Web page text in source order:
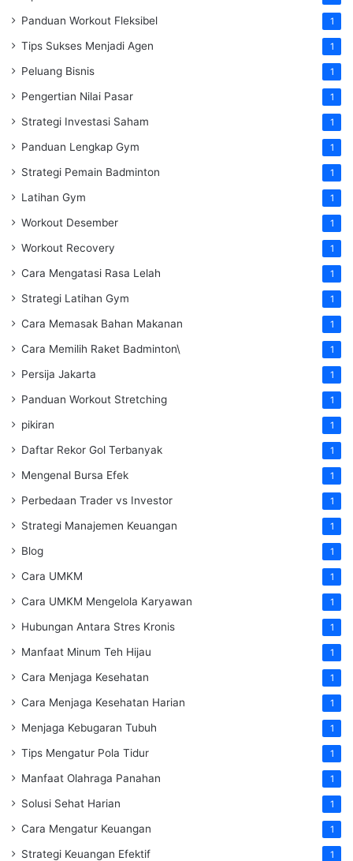
Panduan Workout Fleksibel 1
Tips Sukses Menjadi Agen 1
Peluang Bisnis 1
Pengertian Nilai Pasar 1
Strategi Investasi Saham 1
Panduan Lengkap Gym 1
Strategi Pemain Badminton 1
Latihan Gym 1
Workout Desember 1
Workout Recovery 1
Cara Mengatasi Rasa Lelah 1
Strategi Latihan Gym 1
Cara Memasak Bahan Makanan 1
Cara Memilih Raket Badminton\ 1
Persija Jakarta 1
Panduan Workout Stretching 1
pikiran 1
Daftar Rekor Gol Terbanyak 1
Mengenal Bursa Efek 1
Perbedaan Trader vs Investor 1
Strategi Manajemen Keuangan 1
Blog 1
Cara UMKM 1
Cara UMKM Mengelola Karyawan 1
Hubungan Antara Stres Kronis 1
Manfaat Minum Teh Hijau 1
Cara Menjaga Kesehatan 1
Cara Menjaga Kesehatan Harian 1
Menjaga Kebugaran Tubuh 1
Tips Mengatur Pola Tidur 1
Manfaat Olahraga Panahan 1
Solusi Sehat Harian 1
Cara Mengatur Keuangan 1
Strategi Keuangan Efektif 1